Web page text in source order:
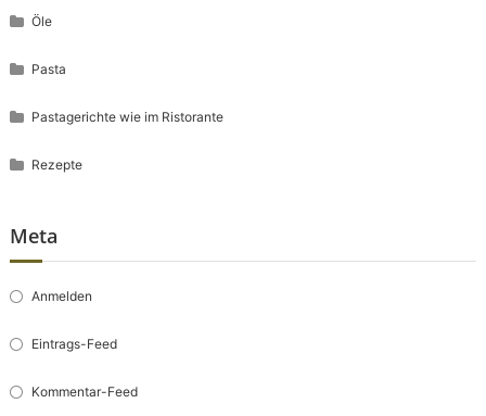
Öle
Pasta
Pastagerichte wie im Ristorante
Rezepte
Meta
Anmelden
Eintrags-Feed
Kommentar-Feed